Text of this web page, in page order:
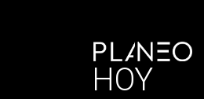
Portada» Planeo Hoy
PLANEO
HOY